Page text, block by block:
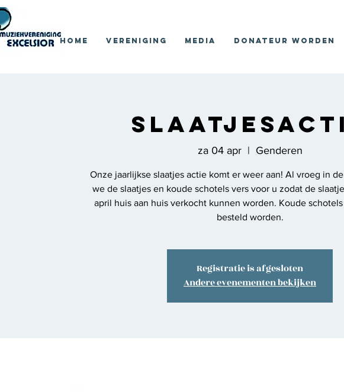
Home Vereniging Media Donateur worden
za 04 apr
  |
Genderen
Onze jaarlijkse slaatjes actie komt er weer aan! Al vroeg in
we de slaatjes en koude schotels vers voor u zodat de
april huis aan huis verkocht kunnen worden. Koude
besteld worden.
Registratie is afgesloten
Andere evenementen bekijken